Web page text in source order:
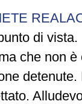
di
che non